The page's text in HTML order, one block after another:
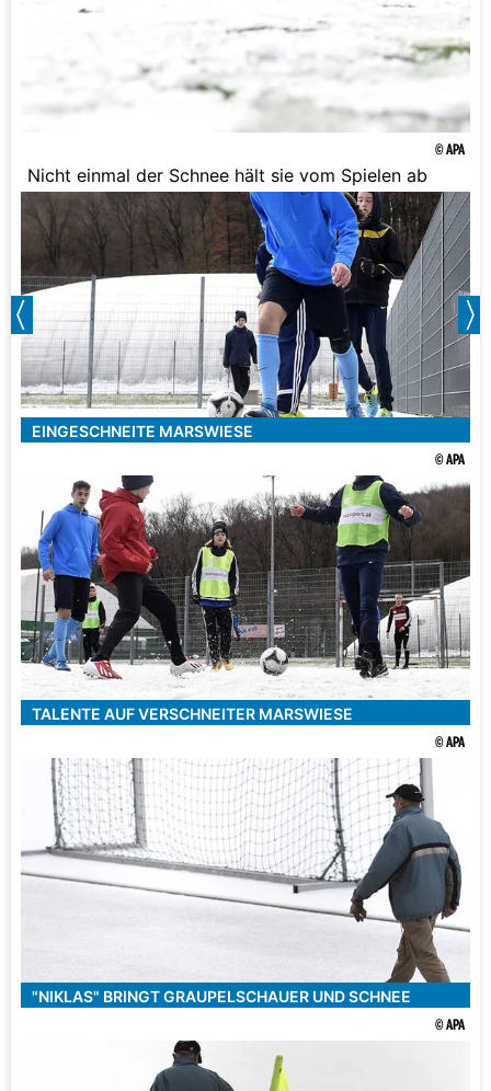
© APA
Nicht einmal der Schnee hält sie vom Spielen ab
EINGESCHNEITE MARSWIESE
© APA
TALENTE AUF VERSCHNEITER MARSWIESE
© APA
"NIKLAS" BRINGT GRAUPELSCHAUER UND SCHNEE
© APA